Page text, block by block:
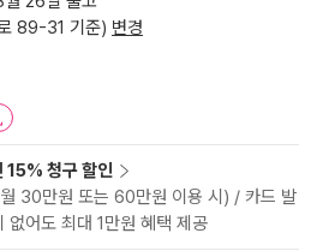
89-31 기준) 변경
15% 청구 할인
30만원 또는 60만원 이용 시) / 카드 발
없어도 최대 1만원 혜택 제공